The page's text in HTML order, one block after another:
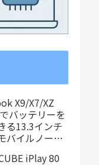
X9/X7/XZ
バッテリーを
る13.3インチ
バイルノート
iPlay 80